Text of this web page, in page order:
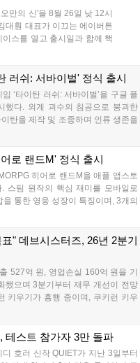
만의 신'을 8월 26일 낮 12시
대훤 대표가 이끄는 에이버튼
스를 열고 출시일과 함께 핵
공개했다. 캐릭터명 선점은
러쉬: 서바이벌' 정식 출시
‘타이탄 러쉬: 서바이벌’을 구글 플
했다. 외계 괴수의 침공으로 붕괴한
탄을 제작 및 조종하며 인류 생존을
난처 운영, 연맹 협동 콘텐츠가 특징
식 커뮤니티에서 확인 가능하다....
로 랜드M' 정식 출시
히어로 랜드M을 애플 앱스토
스팀 원작의 핵심 재미를 모바일로
통한 영웅 성장이 특징이며, 3개의
길드전 등 다양한 콘텐츠를 제공한
라운지에서 확인할 수 있다. 이용자
통해 성장을 지원받을 수 있다....
" 데브시스터즈, 26년 2분기
527억 원, 영업손실 160억 원을 기
됐으며 3분기부터 재무 개선이 전망
키우기가 흥행 중이며, 쿠키런 키우
주 간격의 콘텐츠를 제공한다. 또한
행을 통해 하반기 실적 턴어라운드
테스트 참가자 3만 돌파
호러 신작 QUIET가 지난 3일부터